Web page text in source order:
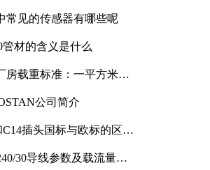
常见的传感器有哪些呢
管材的含义是什么
房载重标准：一平方米能
公司简介
C14插头国标与欧标的区别
30导线参数及载流量解